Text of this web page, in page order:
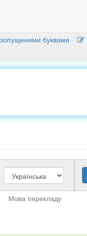
буквами
Мова перекладу